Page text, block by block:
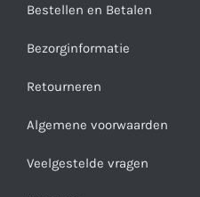
Bestellen en Betalen
Bezorginformatie
Retourneren
Algemene voorwaarden
Veelgestelde vragen